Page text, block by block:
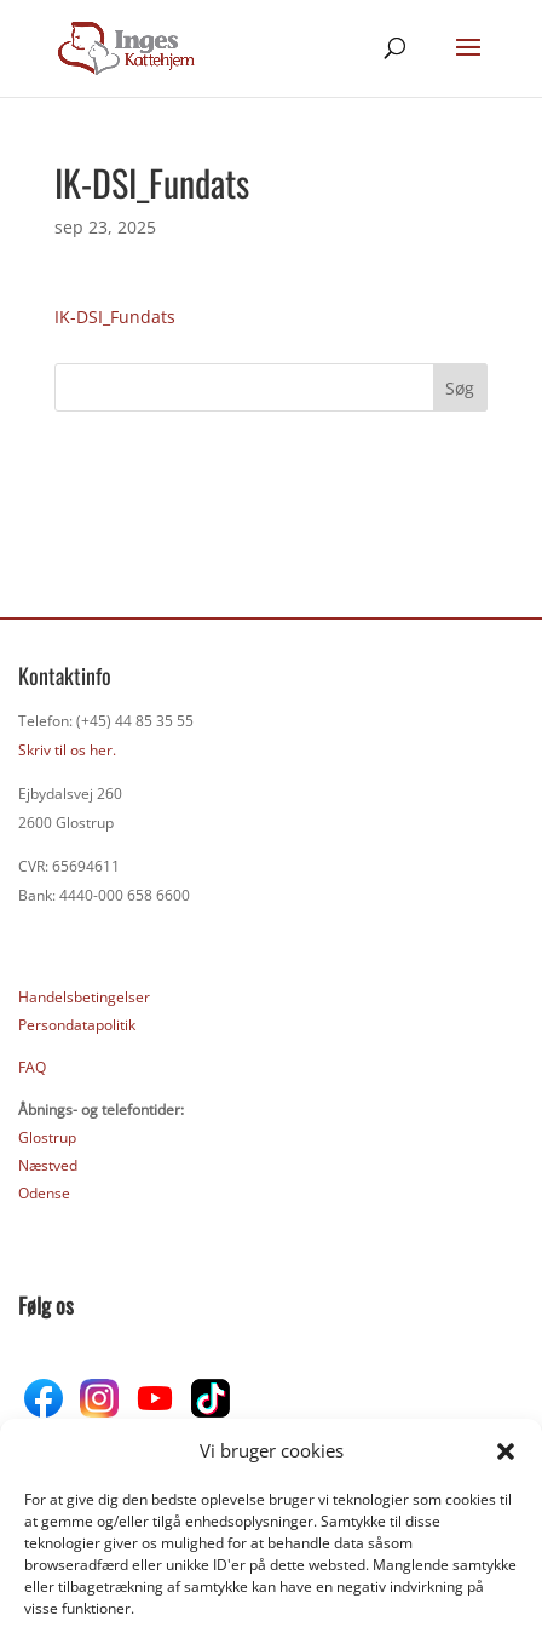
Vi bruger cookies
For at give dig den bedste oplevelse bruger vi teknologier som cookies til
at gemme og/eller tilgå enhedsoplysninger. Samtykke til disse
teknologier giver os mulighed for at behandle data såsom
browseradfærd eller unikke ID'er på dette websted. Manglende samtykke
eller tilbagetrækning af samtykke kan have en negativ indvirkning på
visse funktioner.
IK-DSI_Fundats
sep 23, 2025
IK-DSI_Fundats
Kontaktinfo
Telefon: (+45) 44 85 35 55
Skriv til os her.
Ejbydalsvej 260
2600 Glostrup
CVR: 65694611
Bank: 4440-000 658 6600
Handelsbetingelser
Persondatapolitik
FAQ
Åbnings- og telefontider:
Glostrup
Næstved
Odense
Følg os
Donér til Inges Kattehjem
DONÉR